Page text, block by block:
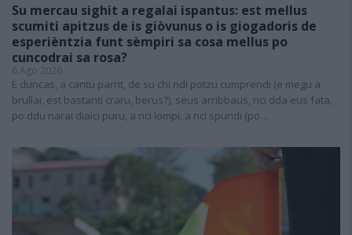
Su mercau sighit a regalai ispantus: est mellus
scumiti apitzus de is giòvunus o is giogadoris de
esperièntzia funt sèmpiri sa cosa mellus po
cuncodrai sa rosa?
6 Ago 2026
E duncas, a cantu parrit, de su chi ndi potzu cumprendi (e megu a
brullai, est bastanti craru, berus?), seus arribbaus, nci dda eus fata,
po ddu narai diaici puru, a nci lompi, a nci spundi (po…